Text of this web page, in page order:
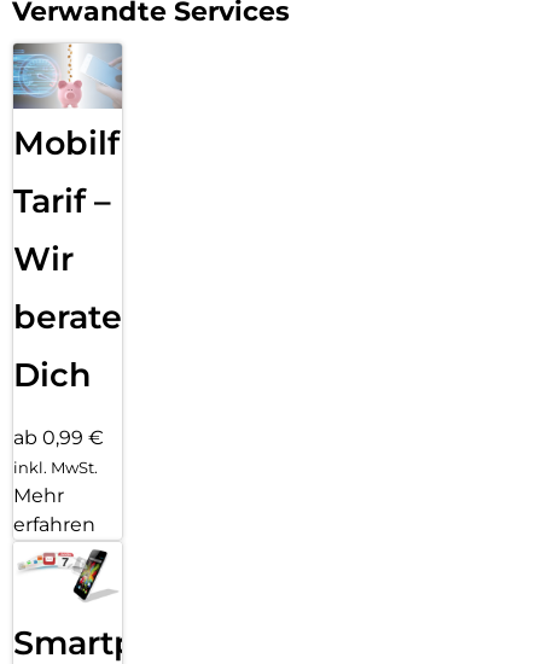
Verwandte Services
Mobilfunk
Tarif –
Wir
beraten
Dich
ab 0,99 €
inkl. MwSt.
Mehr
erfahren
Smartphone